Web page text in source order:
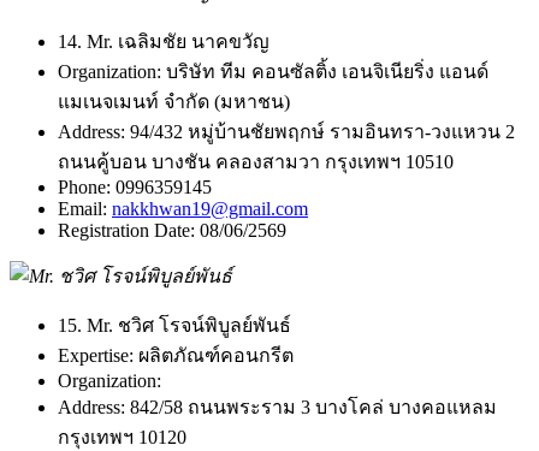
14. Mr. เฉลิมชัย นาคขวัญ
Organization: บริษัท ทีม คอนซัลติ้ง เอนจิเนียริ่ง แอนด์
แมเนจเมนท์ จำกัด (มหาชน)
Address: 94/432 หมู่บ้านชัยพฤกษ์ รามอินทรา-วงแหวน 2
ถนนคู้บอน บางชัน คลองสามวา กรุงเทพฯ 10510
Phone: 0996359145
Email: nakkhwan19@gmail.com
Registration Date: 08/06/2569
15. Mr. ชวิศ โรจน์พิบูลย์พันธ์
Expertise: ผลิตภัณฑ์คอนกรีต
Organization:
Address: 842/58 ถนนพระราม 3 บางโคล่ บางคอแหลม
กรุงเทพฯ 10120